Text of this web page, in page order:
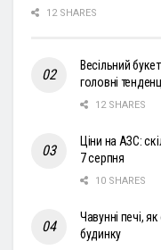
12 SHARES
Весільний
головні
12 SHARES
Ціни на АЗС:
7 серпня
10 SHARES
Чавунні печі,
будинку